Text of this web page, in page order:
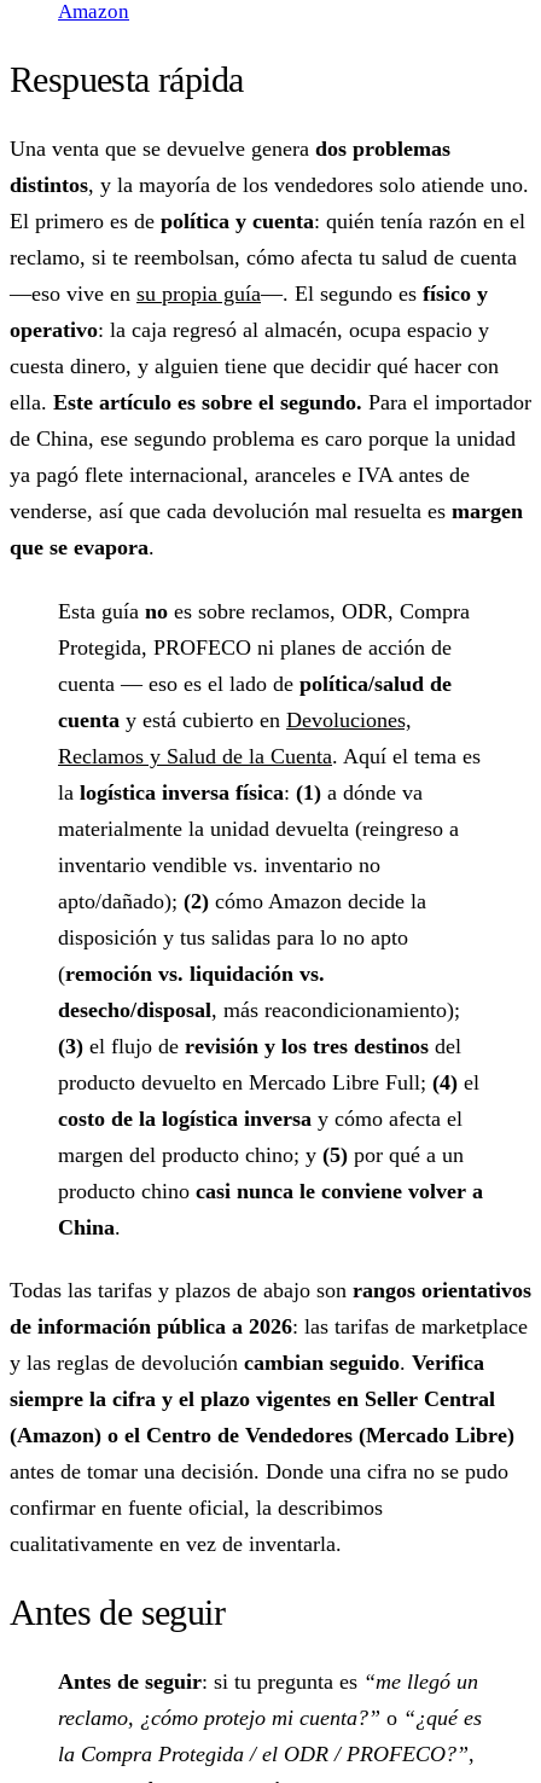
Amazon
Respuesta rápida
Una venta que se devuelve genera dos problemas
distintos, y la mayoría de los vendedores solo atiende uno.
El primero es de política y cuenta: quién tenía razón en el
reclamo, si te reembolsan, cómo afecta tu salud de cuenta
—eso vive en su propia guía—. El segundo es físico y
operativo: la caja regresó al almacén, ocupa espacio y
cuesta dinero, y alguien tiene que decidir qué hacer con
ella. Este artículo es sobre el segundo. Para el importador
de China, ese segundo problema es caro porque la unidad
ya pagó flete internacional, aranceles e IVA antes de
venderse, así que cada devolución mal resuelta es margen
que se evapora.
Esta guía no es sobre reclamos, ODR, Compra
Protegida, PROFECO ni planes de acción de
cuenta — eso es el lado de política/salud de
cuenta y está cubierto en Devoluciones,
Reclamos y Salud de la Cuenta. Aquí el tema es
la logística inversa física: (1) a dónde va
materialmente la unidad devuelta (reingreso a
inventario vendible vs. inventario no
apto/dañado); (2) cómo Amazon decide la
disposición y tus salidas para lo no apto
(remoción vs. liquidación vs.
desecho/disposal, más reacondicionamiento);
(3) el flujo de revisión y los tres destinos del
producto devuelto en Mercado Libre Full; (4) el
costo de la logística inversa y cómo afecta el
margen del producto chino; y (5) por qué a un
producto chino casi nunca le conviene volver a
China.
Todas las tarifas y plazos de abajo son rangos orientativos
de información pública a 2026: las tarifas de marketplace
y las reglas de devolución cambian seguido. Verifica
siempre la cifra y el plazo vigentes en Seller Central
(Amazon) o el Centro de Vendedores (Mercado Libre)
antes de tomar una decisión. Donde una cifra no se pudo
confirmar en fuente oficial, la describimos
cualitativamente en vez de inventarla.
Antes de seguir
Antes de seguir: si tu pregunta es “me llegó un
reclamo, ¿cómo protejo mi cuenta?” o “¿qué es
la Compra Protegida / el ODR / PROFECO?”,